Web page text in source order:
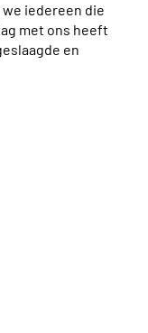
iedereen die
met ons heeft
en